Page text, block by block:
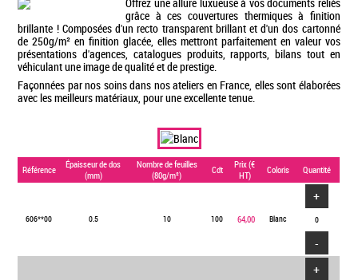
Offrez une allure luxueuse à vos documents reliés
grâce à ces couvertures thermiques à finition
brillante ! Composées d'un recto transparent brillant et d'un dos cartonné
de 250g/m² en finition glacée, elles mettront parfaitement en valeur vos
présentations d'agences, catalogues produits, rapports, bilans tout en
véhiculant une image de qualité et de prestige.
Façonnées par nos soins dans nos ateliers en France, elles sont élaborées
avec les meilleurs matériaux, pour une excellente tenue.
Référence
Épaisseur de dos
(mm)
Nombre de feuilles
(80g/m²)
Cdt
Prix (€
HT)
Coloris Quantité
606**00 0.5 10 100 64,00 Blanc
+
-
+